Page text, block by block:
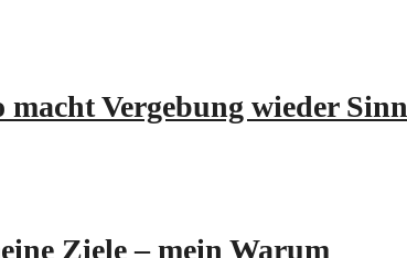
Vergebung wieder Sinn
Ziele – mein Warum